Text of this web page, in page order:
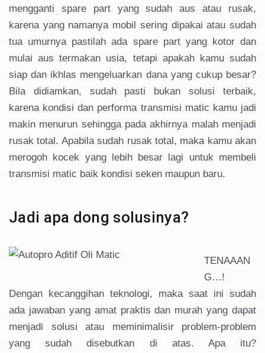
mengganti spare part yang sudah aus atau rusak,
karena yang namanya mobil sering dipakai atau sudah
tua umurnya pastilah ada spare part yang kotor dan
mulai aus termakan usia, tetapi apakah kamu sudah
siap dan ikhlas mengeluarkan dana yang cukup besar?
Bila didiamkan, sudah pasti bukan solusi terbaik,
karena kondisi dan performa transmisi matic kamu jadi
makin menurun sehingga pada akhirnya malah menjadi
rusak total. Apabila sudah rusak total, maka kamu akan
merogoh kocek yang lebih besar lagi untuk membeli
transmisi matic baik kondisi seken maupun baru.
Jadi apa dong solusinya?
TENAAAN
G…!
Dengan kecanggihan teknologi, maka saat ini sudah
ada jawaban yang amat praktis dan murah yang dapat
menjadi solusi atau meminimalisir problem-problem
yang sudah disebutkan di atas. Apa itu?